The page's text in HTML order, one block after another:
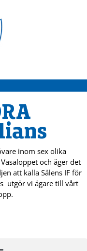
inom sex olika
och äger det
att kalla Sälens IF för
utgör vi ägare till vårt